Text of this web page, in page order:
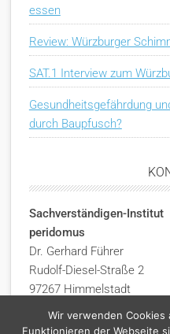
essen
Review: Würzburger
SAT.1 Interview zum
Gesundheitsgefährdung
durch Baupfusch?
Sachverständigen-Institut
peridomus
Dr. Gerhard Führer
Rudolf-Diesel-Straße 2
97267 Himmelstadt
Deutschland
Wir verwenden Cookies
Funktionieren der Webseite